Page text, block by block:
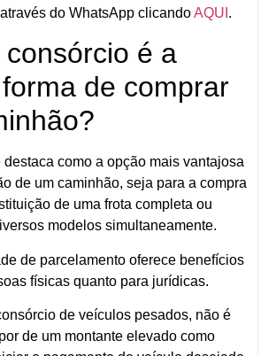
do WhatsApp clicandoAQUI .
consórcio é a
de comprar
destaca como a opção mais vantajosa
de um caminhão, seja para a compra
de uma frota completa ou
modelos simultaneamente.
de parcelamento oferece benefícios
físicas quanto para jurídicas.
de veículos pesados, não é
de um montante elevado como